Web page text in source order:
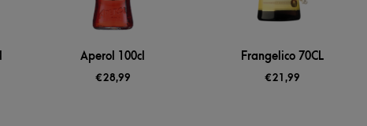
Aperol 100cl
€28,99
Frangelico 70CL
€21,99